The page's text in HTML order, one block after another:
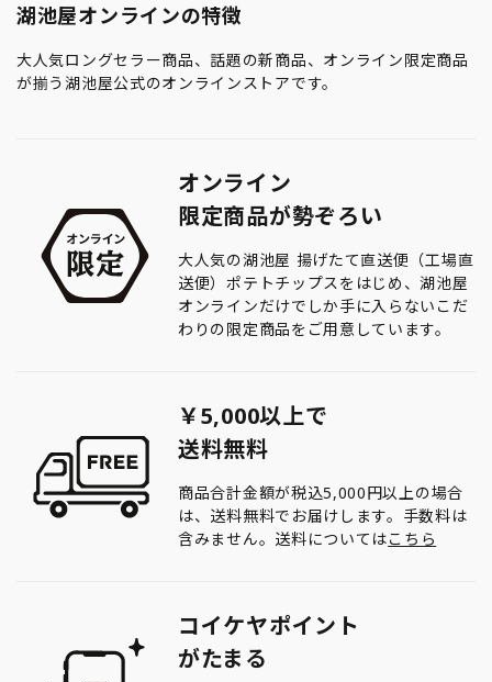
湖池屋オンラインの特徴
大人気ロングセラー商品、話題の新商品、オンライン限定商品
が揃う湖池屋公式のオンラインストアです。
オンライン
限定商品が勢ぞろい
大人気の湖池屋 揚げたて直送便（工場直
送便）ポテトチップスをはじめ、湖池屋
オンラインだけでしか手に入らないこだ
わりの限定商品をご用意しています。
￥5,000以上で
送料無料
商品合計金額が税込5,000円以上の場合
は、送料無料でお届けします。手数料は
含みません。送料についてはこちら
コイケヤポイント
がたまる